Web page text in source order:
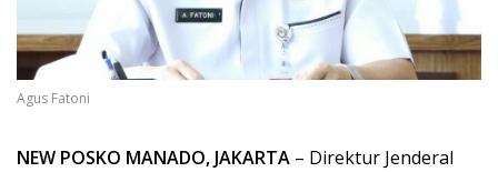
Agus Fatoni
NEW POSKO MANADO, JAKARTA – Direktur Jenderal